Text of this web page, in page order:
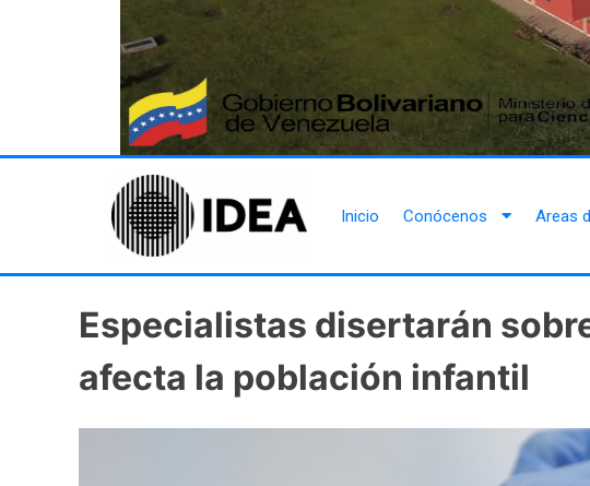
Inicio Conócenos Areas
Especialistas disertarán
afecta la población infantil